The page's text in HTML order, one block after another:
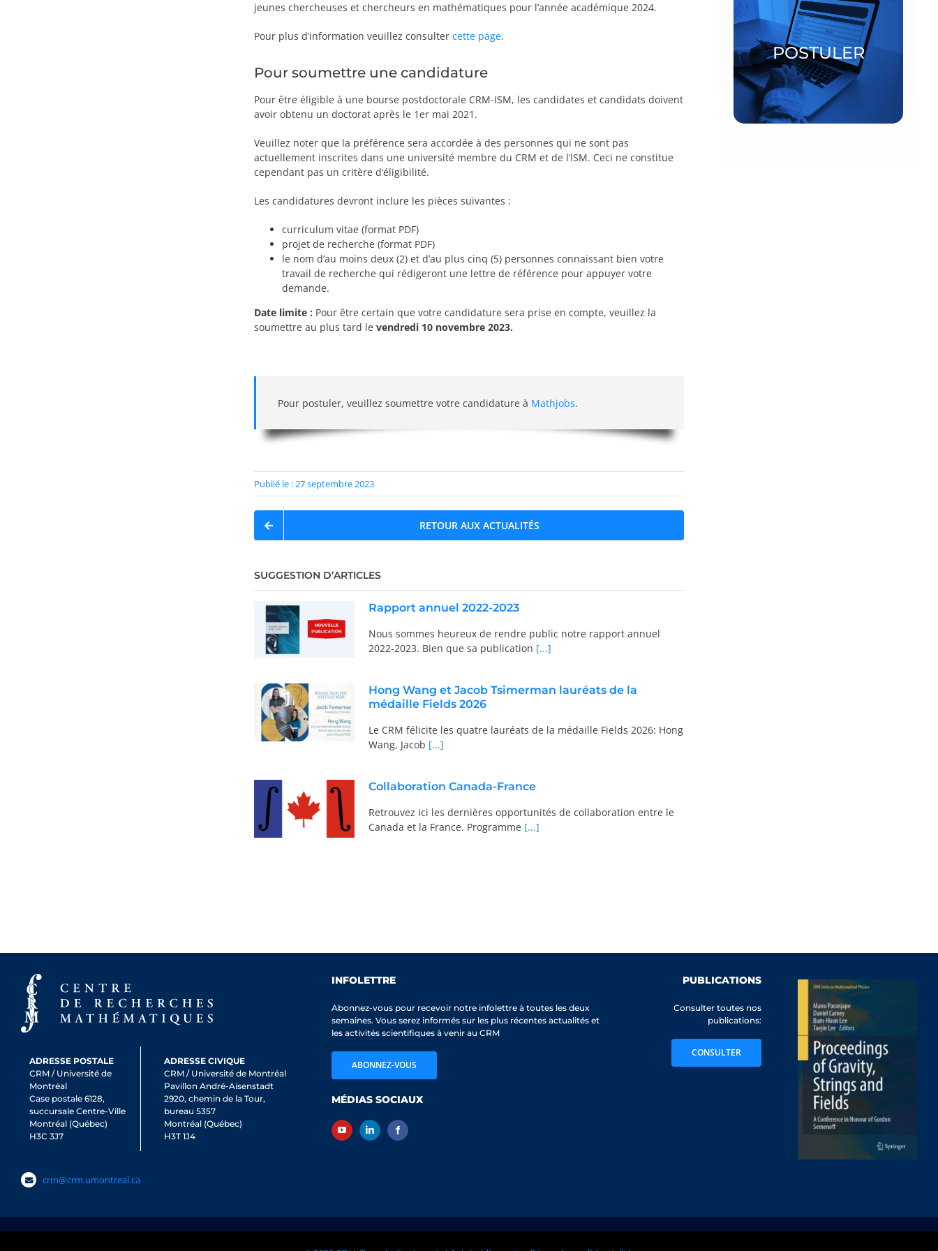
jeunes chercheuses et chercheurs en mathématiques pour l’année académique 2024.
Pour plus d’information veuillez consulter cette page.
Pour soumettre une candidature
Pour être éligible à une bourse postdoctorale CRM-ISM, les candidates et candidats doivent
avoir obtenu un doctorat après le 1er mai 2021.
Veuillez noter que la préférence sera accordée à des personnes qui ne sont pas
actuellement inscrites dans une université membre du CRM et de l’ISM. Ceci ne constitue
cependant pas un critère d’éligibilité.
Les candidatures devront inclure les pièces suivantes :
curriculum vitae (format PDF)
projet de recherche (format PDF)
le nom d’au moins deux (2) et d’au plus cinq (5) personnes connaissant bien votre
travail de recherche qui rédigeront une lettre de référence pour appuyer votre
demande.
Date limite : Pour être certain que votre candidature sera prise en compte, veuillez la
soumettre au plus tard le vendredi 10 novembre 2023.
Pour postuler, veuillez soumettre votre candidature à Mathjobs.
Publié le : 27 septembre 2023
RETOUR AUX ACTUALITÉS
SUGGESTION D’ARTICLES
Rapport annuel 2022-2023
Nous sommes heureux de rendre public notre rapport annuel
2022-2023. Bien que sa publication [...]
Hong Wang et Jacob Tsimerman lauréats de la
médaille Fields 2026
Le CRM félicite les quatre lauréats de la médaille Fields 2026: Hong
Wang, Jacob [...]
Collaboration Canada-France
Retrouvez ici les dernières opportunités de collaboration entre le
Canada et la France. Programme [...]
POSTULER
Bourses postdoctorales et
chercheurs invités
POSTULER
ADRESSE POSTALE
CRM / Université de
Montréal
Case postale 6128,
succursale Centre-Ville
Montréal (Québec)
H3C 3J7
ADRESSE CIVIQUE
CRM / Université de Montréal
Pavillon André-Aisenstadt
2920, chemin de la Tour,
bureau 5357
Montréal (Québec)
H3T 1J4
crm@crm.umontreal.ca
INFOLETTRE
Abonnez-vous pour recevoir notre infolettre à toutes les deux
semaines. Vous serez informés sur les plus récentes actualités et
les activités scientifiques à venir au CRM
ABONNEZ-VOUS
MÉDIAS SOCIAUX
PUBLICATIONS
Consulter toutes nos
publications:
CONSULTER